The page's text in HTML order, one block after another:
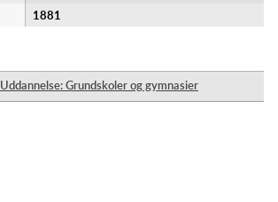
1881
Uddannelse: Grundskoler og gymnasier